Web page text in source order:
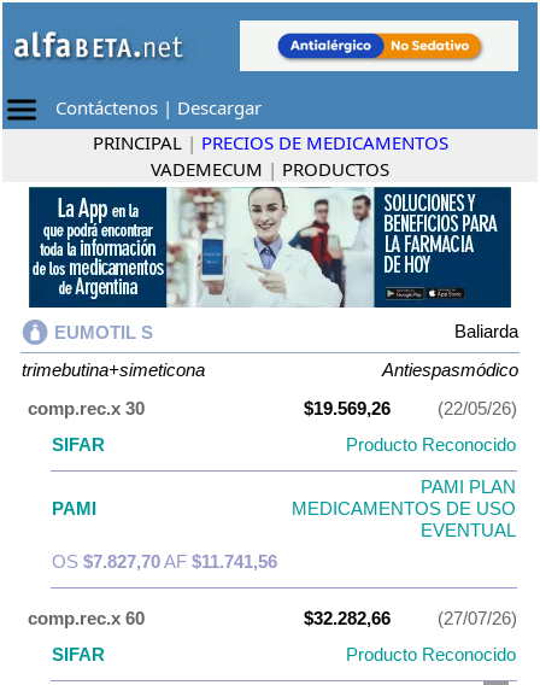
Contáctenos | Descargar
PRINCIPAL | PRECIOS DE MEDICAMENTOS
VADEMECUM | PRODUCTOS
EUMOTIL S
Baliarda
trimebutina+simeticona
Antiespasmódico
comp.rec.x 30
$19.569,26
(22/05/26)
SIFAR
Producto Reconocido
PAMI
PAMI PLAN
MEDICAMENTOS DE USO
EVENTUAL
OS $7.827,70AF $11.741,56
comp.rec.x 60 $32.282,66
(27/07/26)
SIFAR
Producto Reconocido